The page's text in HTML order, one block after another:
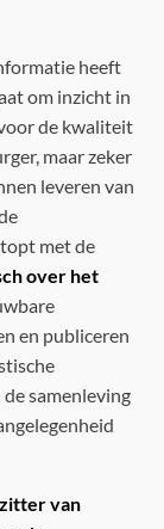
heeft
om inzicht in
de kwaliteit
maar zeker
leveren van
met de
over het
en publiceren
samenleving
van